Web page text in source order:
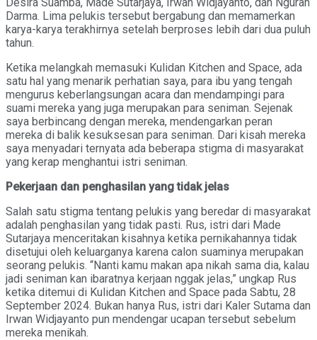
Darma. Lima pelukis tersebut bergabung dan memamerkan
karya-karya terakhirnya setelah berproses lebih dari dua puluh
tahun.
Ketika melangkah memasuki Kulidan Kitchen and Space, ada
satu hal yang menarik perhatian saya, para ibu yang tengah
mengurus keberlangsungan acara dan mendampingi para
suami mereka yang juga merupakan para seniman. Sejenak
saya berbincang dengan mereka, mendengarkan peran
mereka di balik kesuksesan para seniman. Dari kisah mereka
saya menyadari ternyata ada beberapa stigma di masyarakat
yang kerap menghantui istri seniman.
Pekerjaan dan penghasilan yang tidak jelas
Salah satu stigma tentang pelukis yang beredar di masyarakat
adalah penghasilan yang tidak pasti. Rus, istri dari Made
Sutarjaya menceritakan kisahnya ketika pernikahannya tidak
disetujui oleh keluarganya karena calon suaminya merupakan
seorang pelukis. “Nanti kamu makan apa nikah sama dia, kalau
jadi seniman kan ibaratnya kerjaan nggak jelas,” ungkap Rus
ketika ditemui di Kulidan Kitchen and Space pada Sabtu, 28
September 2024. Bukan hanya Rus, istri dari Kaler Sutama dan
Irwan Widjayanto pun mendengar ucapan tersebut sebelum
mereka menikah.